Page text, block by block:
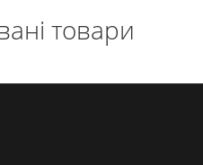
товари